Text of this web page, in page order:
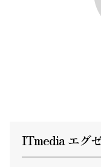
ITmedia エグ